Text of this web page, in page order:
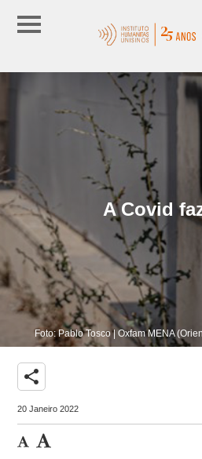
A Covid
Foto: Pablo Tosco | Oxfam MENA
share
20 Janeiro 2022